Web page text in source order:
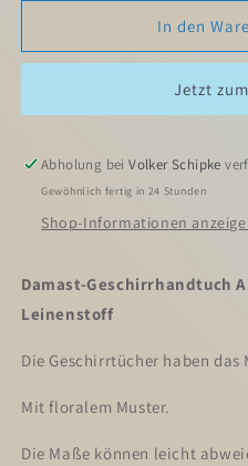
G1.40
49cm)
Geschirrhandtuch
Altes
Bauerleinen
Landhaus
Leinenhandtücher
für
G1.40
49cm)
Altes
Bauerleinen
Landhaus
In den
Jetzt
Abholung beiVolker Schipke
Gewöhnlich fertig in 24 Stunden
Shop-Informationen
Damast-Geschirrhandtuch
Leinenstoff
Die Geschirrtücher haben das
Mit floralem Muster.
Die Maße können leicht